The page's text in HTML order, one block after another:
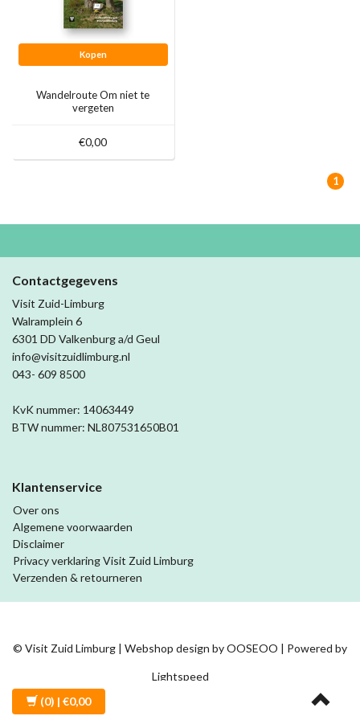
Kopen
Wandelroute Om niet te
vergeten
€0,00
1
Contactgegevens
Visit Zuid-Limburg
Walramplein 6
6301 DD Valkenburg a/d Geul
info@visitzuidlimburg.nl
043- 609 8500
KvK nummer: 14063449
BTW nummer: NL807531650B01
Klantenservice
Over ons
Algemene voorwaarden
Disclaimer
Privacy verklaring Visit Zuid Limburg
Verzenden & retourneren
© Visit Zuid Limburg | Webshop design byOOSEOO | Powered by
Lightspeed
(0) | €0,00